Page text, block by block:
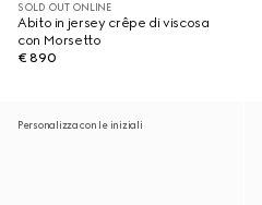
SOLD OUT ONLINE
Abito in jersey crêpe di viscosa
con Morsetto
€ 890
Personalizza con le iniziali